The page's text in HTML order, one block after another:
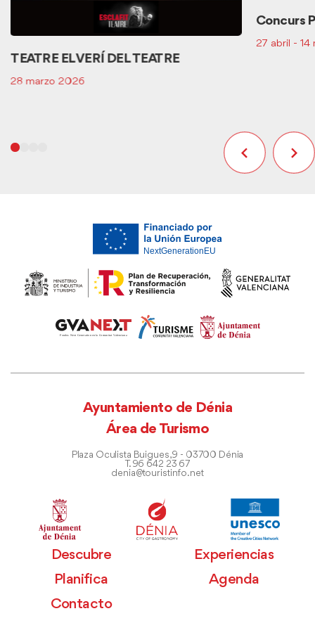
TEATRE EL VERÍ DEL TEATRE
28 marzo 2026
Concurs
27 abril -
Ayuntamiento de Dénia
Área de Turismo
Plaza Oculista Buigues, 9 - 03700 Dénia
T. 96 642 23 67
denia@touristinfo.net
Descubre
Experiencias
Planifica
Agenda
Contacto